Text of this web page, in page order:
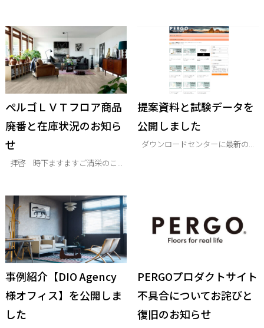
ぺルゴＬＶＴフロア商品
廃番と在庫状況のお知ら
せ
拝啓 時下ますますご清栄のこ...
提案資料と試験データを
公開しました
ダウンロードセンターに最新の...
事例紹介【DIO Agency
様オフィス】を公開しま
した
PERGOプロダクトサイト
不具合についてお詫びと
復旧のお知らせ